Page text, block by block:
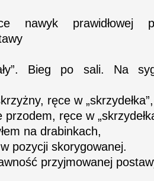
nawyk prawidłowej
Bieg po sali. Na
ręce w „skrzydełka”,
ręce w
na drabinkach,
pozycji skorygowanej.
przyjmowanej